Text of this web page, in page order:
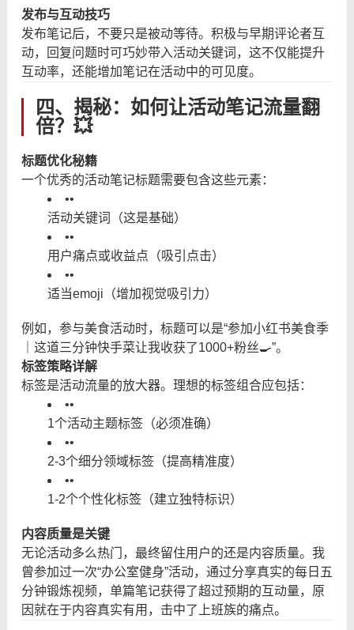
发布与互动技巧
发布笔记后，不要只是被动等待。积极与早期评论者互
动，回复问题时可巧妙带入活动关键词，这不仅能提升
互动率，还能增加笔记在活动中的可见度。
四、揭秘：如何让活动笔记流量翻
倍？💥
标题优化秘籍
一个优秀的活动笔记标题需要包含这些元素：
••
活动关键词（这是基础）
••
用户痛点或收益点（吸引点击）
••
适当emoji（增加视觉吸引力）
例如，参与美食活动时，标题可以是“参加小红书美食季
｜这道三分钟快手菜让我收获了1000+粉丝🍳”。
标签策略详解
标签是活动流量的放大器。理想的标签组合应包括：
••
1个活动主题标签（必须准确）
••
2-3个细分领域标签（提高精准度）
••
1-2个个性化标签（建立独特标识）
内容质量是关键
无论活动多么热门，最终留住用户的还是内容质量。我
曾参加过一次“办公室健身”活动，通过分享真实的每日五
分钟锻炼视频，单篇笔记获得了超过预期的互动量，原
因就在于内容真实有用，击中了上班族的痛点。